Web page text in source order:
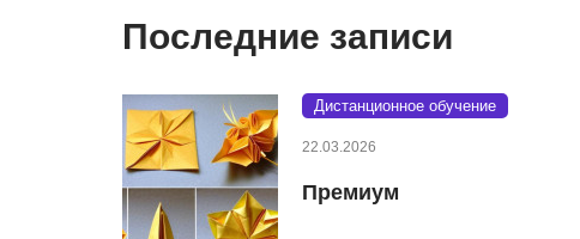
Последние записи
Дистанционное обучение
22.03.2026
Премиум